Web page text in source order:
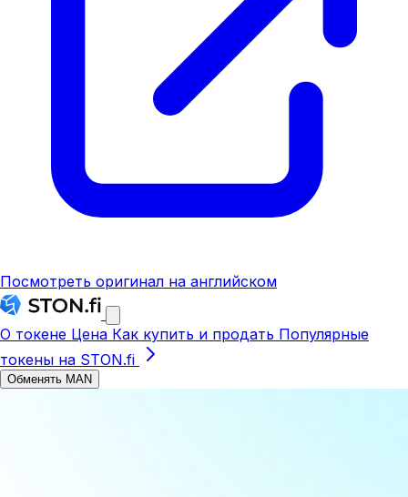
Посмотреть оригинал на английском
О токене Цена Как купить и продать Популярные
токены на STON.fi
Обменять MAN